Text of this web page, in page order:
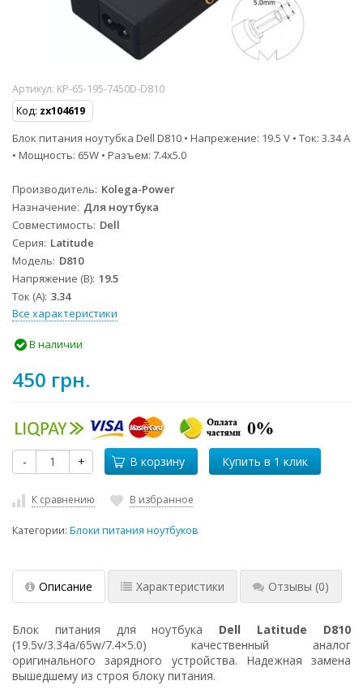
Артикул: KP-65-195-7450D-D810
Код: zx104619
Блок питания ноутубка Dell D810 • Напрежение: 19.5 V • Ток: 3.34 A
• Мощность: 65W • Разъем: 7.4x5.0
Производитель Kolega-Power
Назначение Для ноутбука
Совместимость Dell
Серия Latitude
Модель D810
Напряжение (В) 19.5
Ток (А) 3.34
Все характеристики
В наличии
450 грн.
- + В корзину
К сравнению В избранное
Категории: Блоки питания ноутбуков
Описание Характеристики Отзывы (0)
Блок питания для ноутбука Dell Latitude D810
(19.5v/3.34a/65w/7.4×5.0) качественный аналог
оригинального зарядного устройства. Надежная замена
вышедшему из строя блоку питания.